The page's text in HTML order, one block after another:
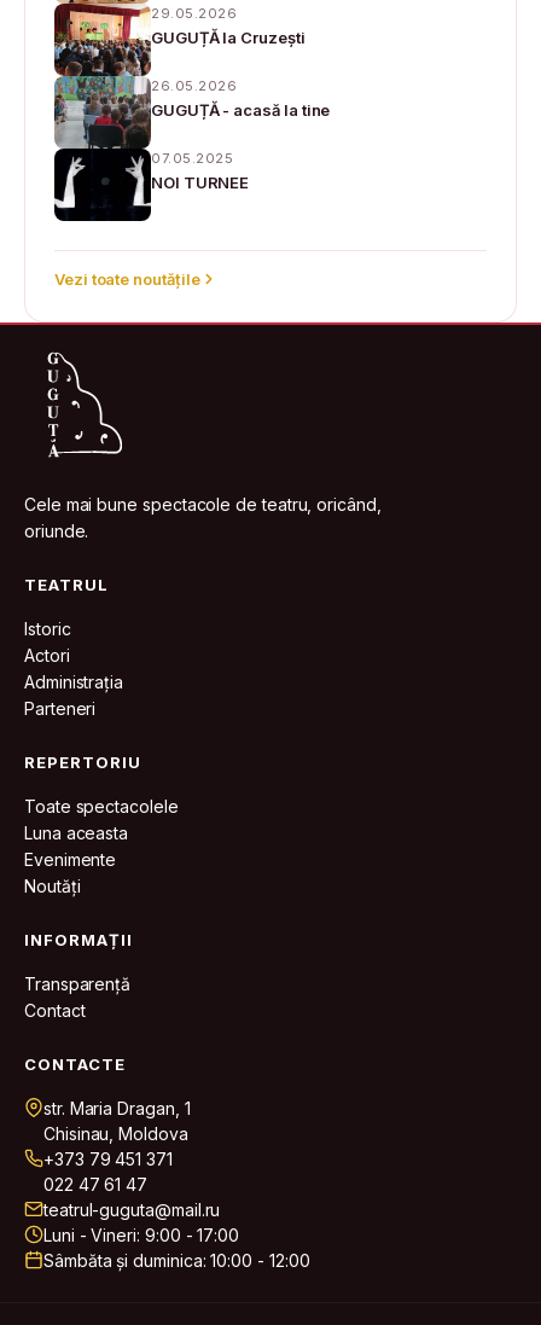
29.05.2026
GUGUȚĂ la Cruzești
26.05.2026
GUGUȚĂ - acasă la tine
07.05.2025
NOI TURNEE
Vezi toate noutățile
Cele mai bune spectacole de teatru, oricând,
oriunde.
TEATRUL
Istoric
Actori
Administrația
Parteneri
REPERTORIU
Toate spectacolele
Luna aceasta
Evenimente
Noutăți
INFORMAȚII
Transparență
Contact
CONTACTE
str. Maria Dragan, 1
Chisinau, Moldova
+373 79 451 371
022 47 61 47
teatrul-guguta@mail.ru
Luni - Vineri: 9:00 - 17:00
Sâmbăta și duminica: 10:00 - 12:00